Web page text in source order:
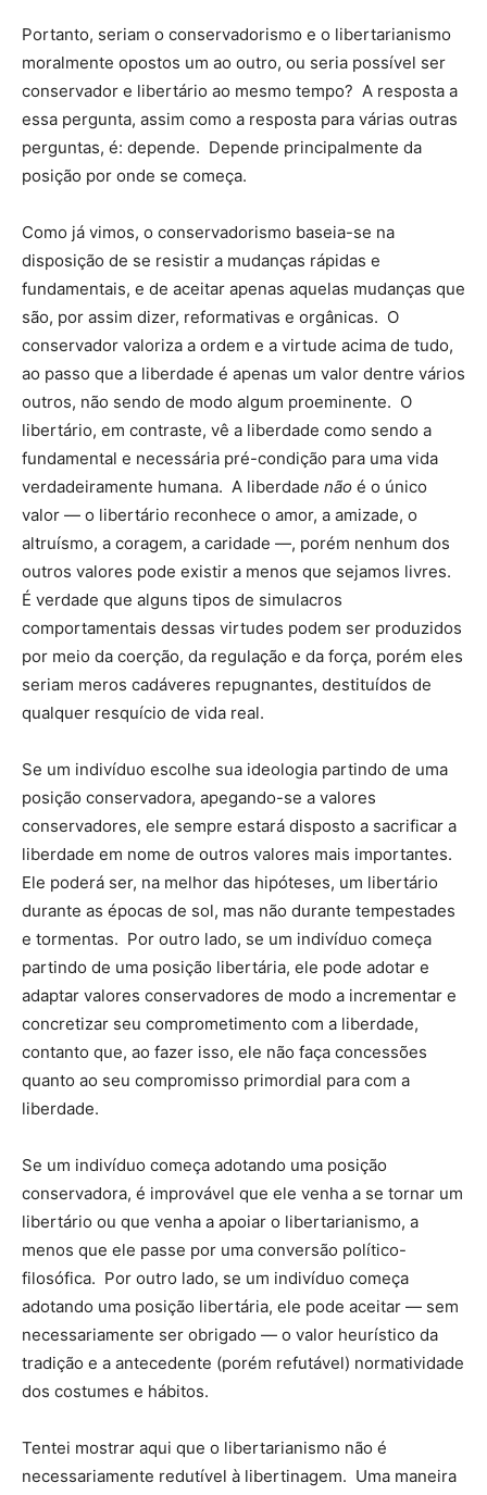
Portanto, seriam o conservadorismo e o libertarianismo
moralmente opostos um ao outro, ou seria possível ser
conservador e libertário ao mesmo tempo? A resposta a
essa pergunta, assim como a resposta para várias outras
perguntas, é: depende. Depende principalmente da
posição por onde se começa.
Como já vimos, o conservadorismo baseia-se na
disposição de se resistir a mudanças rápidas e
fundamentais, e de aceitar apenas aquelas mudanças que
são, por assim dizer, reformativas e orgânicas. O
conservador valoriza a ordem e a virtude acima de tudo,
ao passo que a liberdade é apenas um valor dentre vários
outros, não sendo de modo algum proeminente. O
libertário, em contraste, vê a liberdade como sendo a
fundamental e necessária pré-condição para uma vida
verdadeiramente humana. A liberdade não é o único
valor — o libertário reconhece o amor, a amizade, o
altruísmo, a coragem, a caridade —, porém nenhum dos
outros valores pode existir a menos que sejamos livres.
É verdade que alguns tipos de simulacros
comportamentais dessas virtudes podem ser produzidos
por meio da coerção, da regulação e da força, porém eles
seriam meros cadáveres repugnantes, destituídos de
qualquer resquício de vida real.
Se um indivíduo escolhe sua ideologia partindo de uma
posição conservadora, apegando-se a valores
conservadores, ele sempre estará disposto a sacrificar a
liberdade em nome de outros valores mais importantes.
Ele poderá ser, na melhor das hipóteses, um libertário
durante as épocas de sol, mas não durante tempestades
e tormentas. Por outro lado, se um indivíduo começa
partindo de uma posição libertária, ele pode adotar e
adaptar valores conservadores de modo a incrementar e
concretizar seu comprometimento com a liberdade,
contanto que, ao fazer isso, ele não faça concessões
quanto ao seu compromisso primordial para com a
liberdade.
Se um indivíduo começa adotando uma posição
conservadora, é improvável que ele venha a se tornar um
libertário ou que venha a apoiar o libertarianismo, a
menos que ele passe por uma conversão político-
filosófica. Por outro lado, se um indivíduo começa
adotando uma posição libertária, ele pode aceitar — sem
necessariamente ser obrigado — o valor heurístico da
tradição e a antecedente (porém refutável) normatividade
dos costumes e hábitos.
Tentei mostrar aqui que o libertarianismo não é
necessariamente redutível à libertinagem. Uma maneira